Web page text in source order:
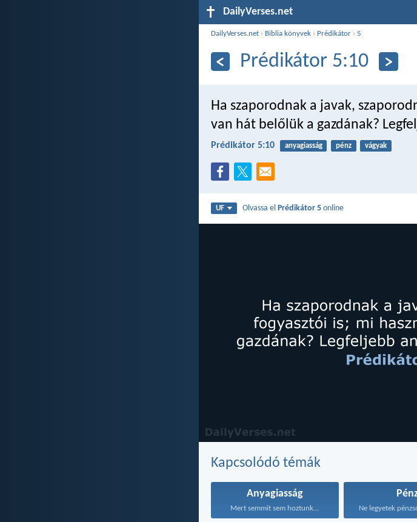
DailyVerses.net
DailyVerses.net › Biblia könyvek › Prédikátor ›5
Prédikátor 5:10
Ha szaporodnak a javak,
van hát belőlük a gazdának?
Prédikátor 5:10 anyagiasság pénz vágyak
UF Olvassa elPrédikátor 5 online
Kapcsolódó témák
Anyagiasság
Mert semmit sem hoztunk...